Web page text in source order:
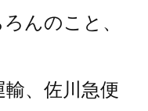
んのこと、
、佐川急便